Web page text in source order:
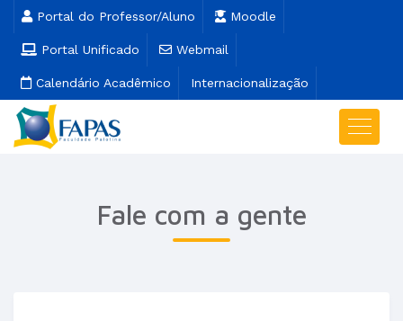
Portal do Professor/Aluno Moodle
Portal Unificado Webmail
Calendário Acadêmico Internacionalização
Fale com a gente